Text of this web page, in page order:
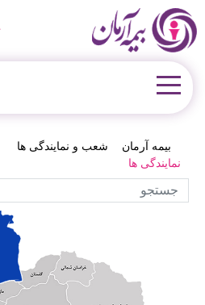
بیمه آرمان شعب و نمایندگی ها
نمایندگی ها